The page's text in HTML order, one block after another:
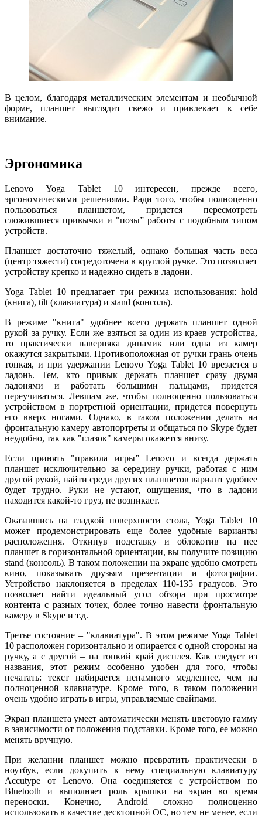
В целом, благодаря металлическим элементам и необычной
форме, планшет выглядит свежо и привлекает к себе
внимание.
Эргономика
Lenovo Yoga Tablet 10 интересен, прежде всего,
эргономическими решениями. Ради того, чтобы полноценно
пользоваться планшетом, придется пересмотреть
сложившиеся привычки и "позы” работы с подобным типом
устройств.
Планшет достаточно тяжелый, однако большая часть веса
(центр тяжести) сосредоточена в круглой ручке. Это позволяет
устройству крепко и надежно сидеть в ладони.
Yoga Tablet 10 предлагает три режима использования: hold
(книга), tilt (клавиатура) и stand (консоль).
В режиме "книга" удобнее всего держать планшет одной
рукой за ручку. Если же взяться за один из краев устройства,
то практически наверняка динамик или одна из камер
окажутся закрытыми. Противоположная от ручки грань очень
тонкая, и при удержании Lenovo Yoga Tablet 10 врезается в
ладонь. Тем, кто привык держать планшет сразу двумя
ладонями и работать большими пальцами, придется
переучиваться. Левшам же, чтобы полноценно пользоваться
устройством в портретной ориентации, придется повернуть
его вверх ногами. Однако, в таком положении делать на
фронтальную камеру автопортреты и общаться по Skype будет
неудобно, так как "глазок" камеры окажется внизу.
Если принять "правила игры” Lenovo и всегда держать
планшет исключительно за середину ручки, работая с ним
другой рукой, найти среди других планшетов вариант удобнее
будет трудно. Руки не устают, ощущения, что в ладони
находится какой-то груз, не возникает.
Оказавшись на гладкой поверхности стола, Yoga Tablet 10
может продемонстрировать еще более удобные варианты
расположения. Откинув подставку и облокотив на нее
планшет в горизонтальной ориентации, вы получите позицию
stand (консоль). В таком положении на экране удобно смотреть
кино, показывать друзьям презентации и фотографии.
Устройство наклоняется в пределах 110-135 градусов. Это
позволяет найти идеальный угол обзора при просмотре
контента с разных точек, более точно навести фронтальную
камеру в Skype и т.д.
Третье состояние – "клавиатура". В этом режиме Yoga Tablet
10 расположен горизонтально и опирается с одной стороны на
ручку, а с другой – на тонкий край дисплея. Как следует из
названия, этот режим особенно удобен для того, чтобы
печатать: текст набирается ненамного медленнее, чем на
полноценной клавиатуре. Кроме того, в таком положении
очень удобно играть в игры, управляемые свайпами.
Экран планшета умеет автоматически менять цветовую гамму
в зависимости от положения подставки. Кроме того, ее можно
менять вручную.
При желании планшет можно превратить практически в
ноутбук, если докупить к нему специальную клавиатуру
Accutype от Lenovo. Она соединяется с устройством по
Bluetooth и выполняет роль крышки на экран во время
переноски. Конечно, Android сложно полноценно
использовать в качестве десктопной ОС, но тем не менее, если